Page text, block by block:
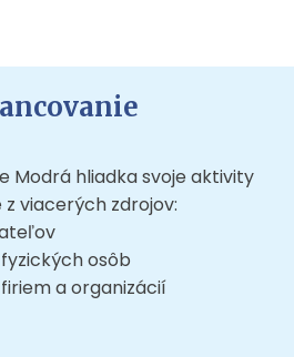
Modrá hliadka svoje aktivity
viacerých zdrojov:
osôb
a organizácií